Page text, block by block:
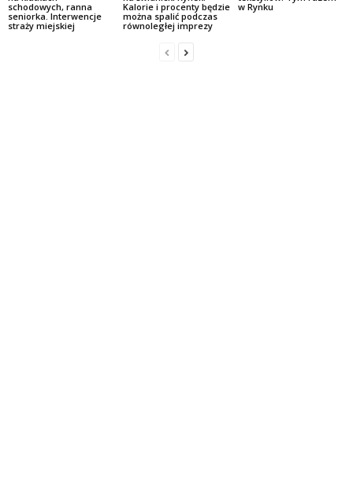
schodowych, ranna
seniorka. Interwencje
straży miejskiej
Kalorie i procenty będzie
można spalić podczas
równoległej imprezy
w Rynku